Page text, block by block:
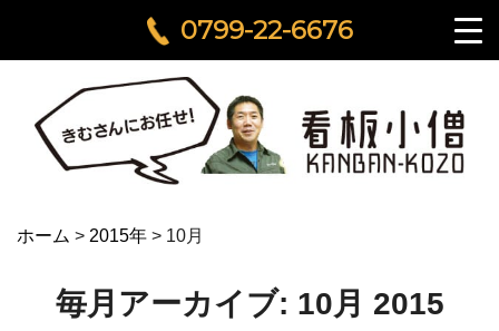
0799-22-6676
ホーム > 2015年 > 10月
毎月アーカイブ: 10月 2015